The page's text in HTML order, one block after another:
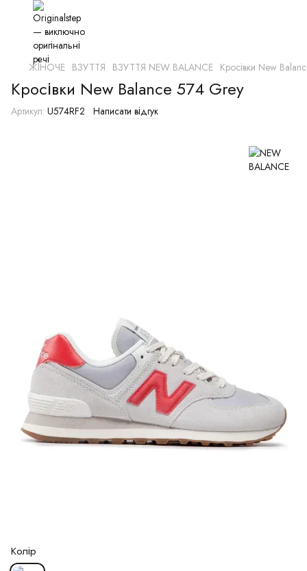
ЖІНОЧЕ ВЗУТТЯ ВЗУТТЯ NEW BALANCE Кросівки New
Кросівки New Balance 574 Grey
Артикул: U574RF2 Написати відгук
Колір